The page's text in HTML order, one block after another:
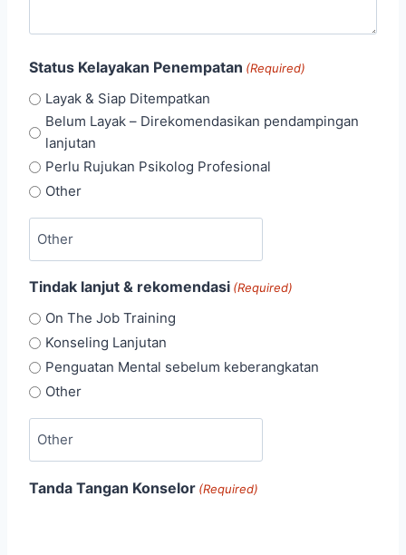
Status Kelayakan Penempatan (Required)
Layak & Siap Ditempatkan
Belum Layak – Direkomendasikan pendampingan
lanjutan
Perlu Rujukan Psikolog Profesional
Other
Tindak lanjut & rekomendasi (Required)
On The Job Training
Konseling Lanjutan
Penguatan Mental sebelum keberangkatan
Other
Tanda Tangan Konselor (Required)